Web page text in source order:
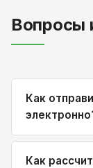
Вопросы
Как
Как